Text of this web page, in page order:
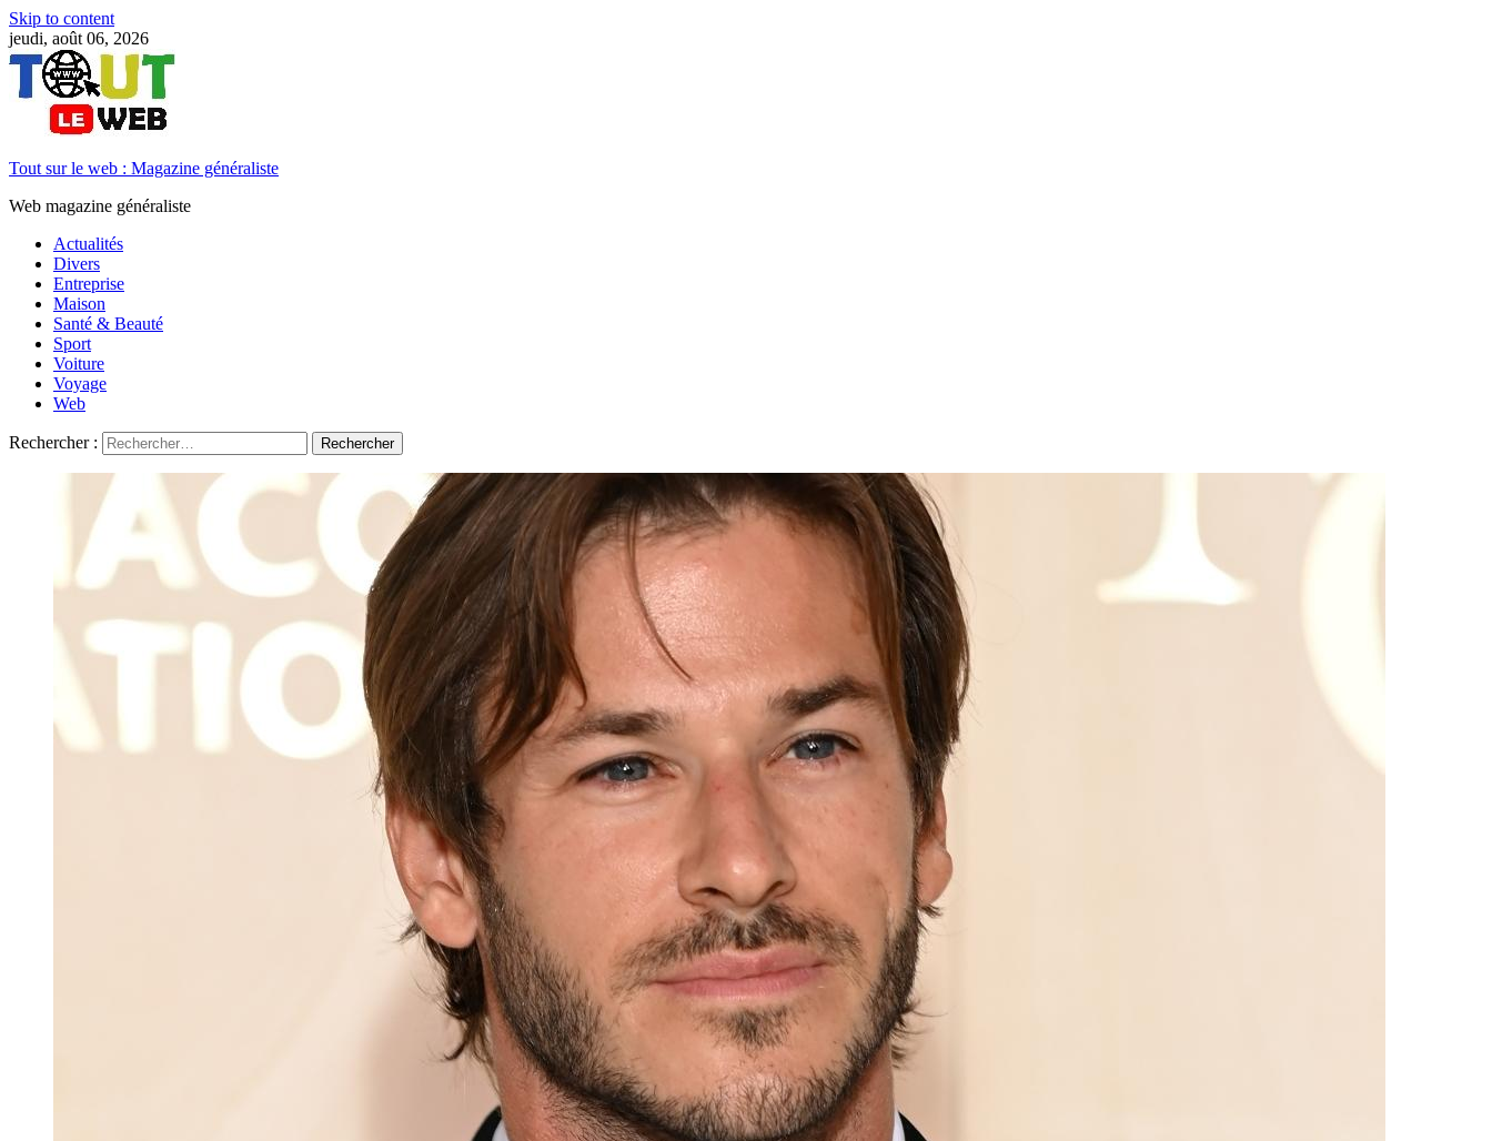
Skip to content
jeudi, août 06, 2026
Tout sur le web : Magazine généraliste
Web magazine généraliste
Actualités
Divers
Entreprise
Maison
Santé & Beauté
Sport
Voiture
Voyage
Web
Rechercher :